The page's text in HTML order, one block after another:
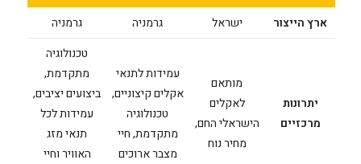
ארץ הייצור
ישראל גרמניה גרמניה
יתרונות
מרכזיים
מותאם
לאקלים
הישראלי החם,
מחיר נוח
עמידות לתנאי
אקלים קיצוניים,
טכנולוגיה
מתקדמת, חיי
מצבר ארוכים
טכנולוגיה
מתקדמת,
ביצועים יציבים,
עמידות לכל
תנאי מזג
האוויר וחיי